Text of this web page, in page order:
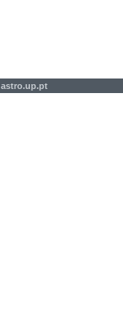
astro.up.pt